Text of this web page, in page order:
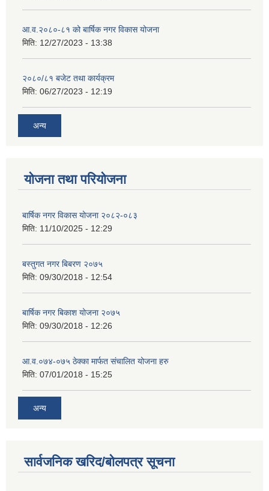
आ.व.२०८०-८१ को बार्षिक नगर विकास योजना
मिति: 12/27/2023 - 13:38
२०८०/८१ बजेट तथा कार्यक्रम
मिति: 06/27/2023 - 12:19
अन्य
योजना तथा परियोजना
बार्षिक नगर विकास योजना २०८२-०८३
मिति: 11/10/2025 - 12:29
बस्तुगत नगर बिबरण २०७५
मिति: 09/30/2018 - 12:54
बार्षिक नगर बिकाश योजना २०७५
मिति: 09/30/2018 - 12:26
आ.व.०७४-०७५ ठेक्का मार्फत संचालित योजना हरु
मिति: 07/01/2018 - 15:25
अन्य
सार्वजनिक खरिद/बोलपत्र सूचना